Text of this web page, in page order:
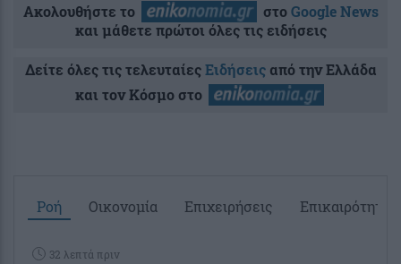
Ακολουθήστε το στοGoogle News
και μάθετε πρώτοι όλες τις ειδήσεις
Δείτε όλες τις τελευταίεςΕιδήσειςαπό την Ελλάδα
και τον Κόσμο στο
Ροή Οικονομία Επιχειρήσεις Επικαιρότητα
32 λεπτά πριν